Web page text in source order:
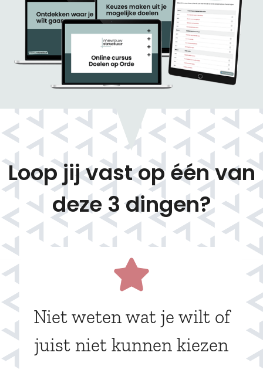
Loop jij vast op één van
deze 3 dingen?
Niet weten wat je wilt of
juist niet kunnen kiezen